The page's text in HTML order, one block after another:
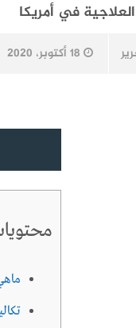
في أمريكا
18 أكتوبر، 2020